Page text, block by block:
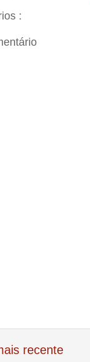
:
recente